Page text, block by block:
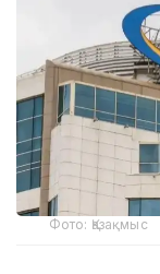
Фото: Қазақмыс